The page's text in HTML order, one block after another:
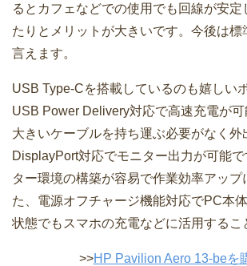
るとカフェなどでの使用でも回線が安定
たりとメリットが大きいです。今後は標
言えます。
USB Type-Cを搭載しているのも嬉しい
USB Power Delivery対応で高速充電が可
大きいケーブルを持ち運ぶ必要がなく外
DisplayPort対応でモニター出力が可能
ター環境の構築が容易で作業効率アップ
た、電源オフチャージ機能対応でPC本
状態でもスマホの充電などに活用するこ
>>HP Pavilion Aero 13-beを